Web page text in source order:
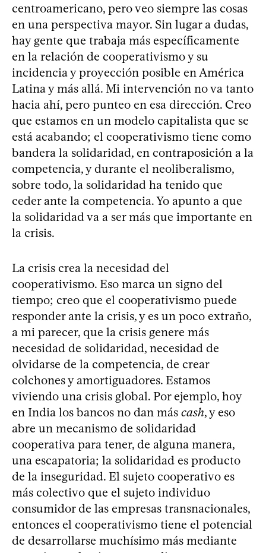
centroamericano, pero veo siempre las cosas
en una perspectiva mayor. Sin lugar a dudas,
hay gente que trabaja más específicamente
en la relación de cooperativismo y su
incidencia y proyección posible en América
Latina y más allá. Mi intervención no va tanto
hacia ahí, pero punteo en esa dirección. Creo
que estamos en un modelo capitalista que se
está acabando; el cooperativismo tiene como
bandera la solidaridad, en contraposición a la
competencia, y durante el neoliberalismo,
sobre todo, la solidaridad ha tenido que
ceder ante la competencia. Yo apunto a que
la solidaridad va a ser más que importante en
la crisis.
La crisis crea la necesidad del
cooperativismo. Eso marca un signo del
tiempo; creo que el cooperativismo puede
responder ante la crisis, y es un poco extraño,
a mi parecer, que la crisis genere más
necesidad de solidaridad, necesidad de
olvidarse de la competencia, de crear
colchones y amortiguadores. Estamos
viviendo una crisis global. Por ejemplo, hoy
en India los bancos no dan más cash, y eso
abre un mecanismo de solidaridad
cooperativa para tener, de alguna manera,
una escapatoria; la solidaridad es producto
de la inseguridad. El sujeto cooperativo es
más colectivo que el sujeto individuo
consumidor de las empresas transnacionales,
entonces el cooperativismo tiene el potencial
de desarrollarse muchísimo más mediante